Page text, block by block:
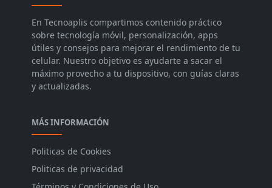
En Tecnoaplis compartimos contenido práctico
sobre tecnología móvil, personalización, apps
útiles y consejos para mejorar el rendimiento de tu
celular. Nuestro objetivo es ayudarte a sacar el
máximo provecho a tu dispositivo, con guías claras
y actualizadas.
MÁS INFORMACIÓN
Politicas de Cookies
Politicas de privacidad